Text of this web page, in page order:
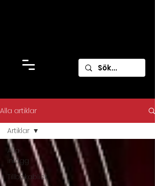
Alla artiklar
Alla
inlägg
Tillbakablick
Artiklar